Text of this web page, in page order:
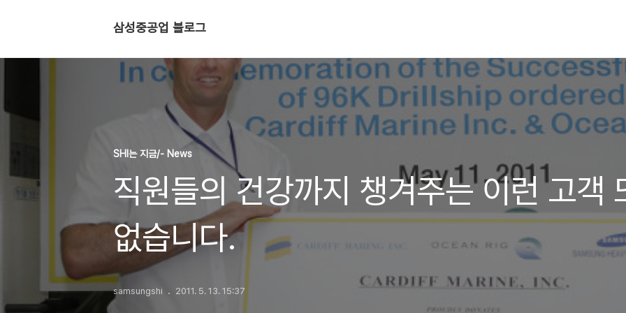
삼성중공업 블로그
SHI는 지금/- News
직원들의 건강까지 챙겨주는 이런 고객
없습니다.
samsungshi 2011. 5. 13. 15:37